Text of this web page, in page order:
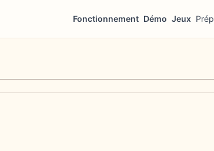
Fonctionnement Démo Jeux